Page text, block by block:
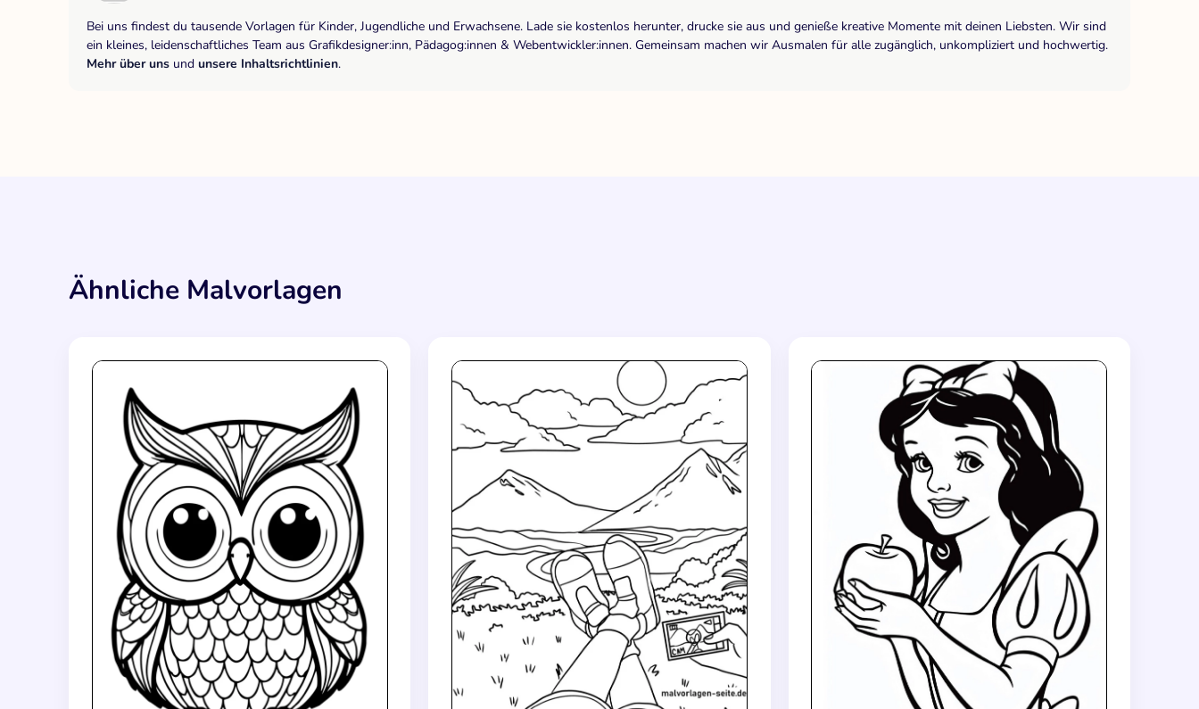
Bei uns findest du tausende Vorlagen für Kinder, Jugendliche und Erwachsene. Lade sie kostenlos herunter, drucke sie aus und genieße kreative Momente mit deinen Liebsten. Wir sind
ein kleines, leidenschaftliches Team aus Grafikdesigner:inn, Pädagog:innen & Webentwickler:innen. Gemeinsam machen wir Ausmalen für alle zugänglich, unkompliziert und hochwertig.
Mehr über uns und unsere Inhaltsrichtlinien.
Ähnliche Malvorlagen